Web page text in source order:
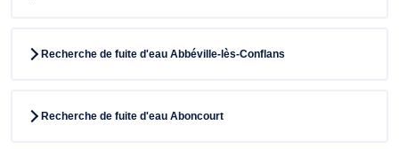
Recherche de fuite d'eau Abbéville-lès-Conflans
Recherche de fuite d'eau Aboncourt